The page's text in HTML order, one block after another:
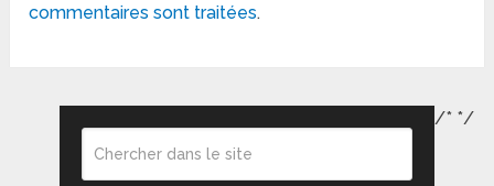
commentaires sont traitées.
/* */